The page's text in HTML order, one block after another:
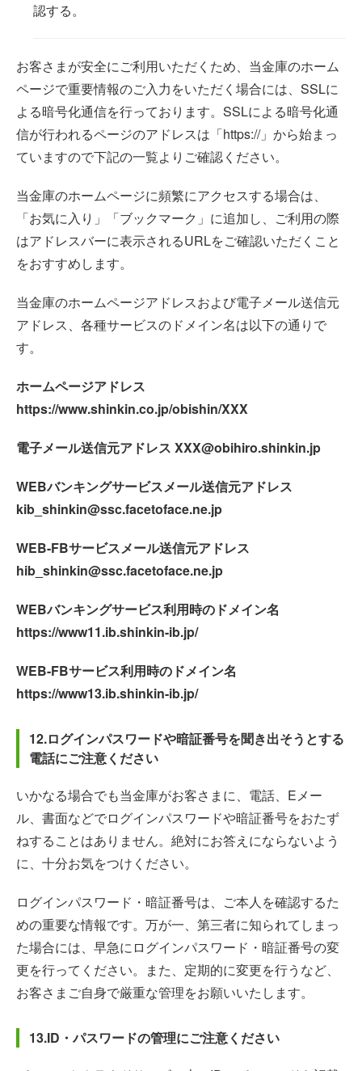
認する。
お客さまが安全にご利用いただくため、当金庫のホーム
ページで重要情報のご入力をいただく場合には、SSLに
よる暗号化通信を行っております。SSLによる暗号化通
信が行われるページのアドレスは「https://」から始まっ
ていますので下記の一覧よりご確認ください。
当金庫のホームページに頻繁にアクセスする場合は、
「お気に入り」「ブックマーク」に追加し、ご利用の際
はアドレスバーに表示されるURLをご確認いただくこと
をおすすめします。
当金庫のホームページアドレスおよび電子メール送信元
アドレス、各種サービスのドメイン名は以下の通りで
す。
ホームページアドレス
https://www.shinkin.co.jp/obishin/XXX
電子メール送信元アドレス XXX@obihiro.shinkin.jp
WEBバンキングサービスメール送信元アドレス
kib_shinkin@ssc.facetoface.ne.jp
WEB-FBサービスメール送信元アドレス
hib_shinkin@ssc.facetoface.ne.jp
WEBバンキングサービス利用時のドメイン名
https://www11.ib.shinkin-ib.jp/
WEB-FBサービス利用時のドメイン名
https://www13.ib.shinkin-ib.jp/
12.ログインパスワードや暗証番号を聞き出そうとする
電話にご注意ください
いかなる場合でも当金庫がお客さまに、電話、Eメー
ル、書面などでログインパスワードや暗証番号をおたず
ねすることはありません。絶対にお答えにならないよう
に、十分お気をつけください。
ログインパスワード・暗証番号は、ご本人を確認するた
めの重要な情報です。万が一、第三者に知られてしまっ
た場合には、早急にログインパスワード・暗証番号の変
更を行ってください。また、定期的に変更を行うなど、
お客さまご自身で厳重な管理をお願いいたします。
13.ID・パスワードの管理にご注意ください